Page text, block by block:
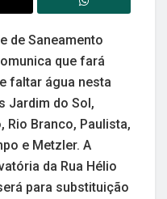
de Saneamento
que fará
faltar água nesta
Jardim do Sol,
Rio Branco, Paulista,
e Metzler. A
da Rua Hélio
para substituição